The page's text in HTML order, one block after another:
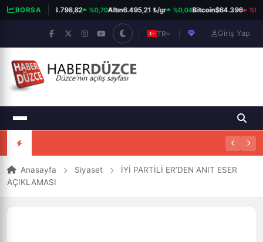
BORSA
BIST 100 13.798,82 %0,70Altın6.495,21 ₺/gr %0,04Bitcoin$64.396
TR Giriş Yap
Anasayfa Siyaset
İYİ PARTİLİ ER’DEN ANIT ESER
AÇIKLAMASI